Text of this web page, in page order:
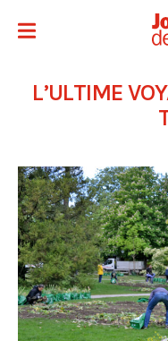
L’ULTIME